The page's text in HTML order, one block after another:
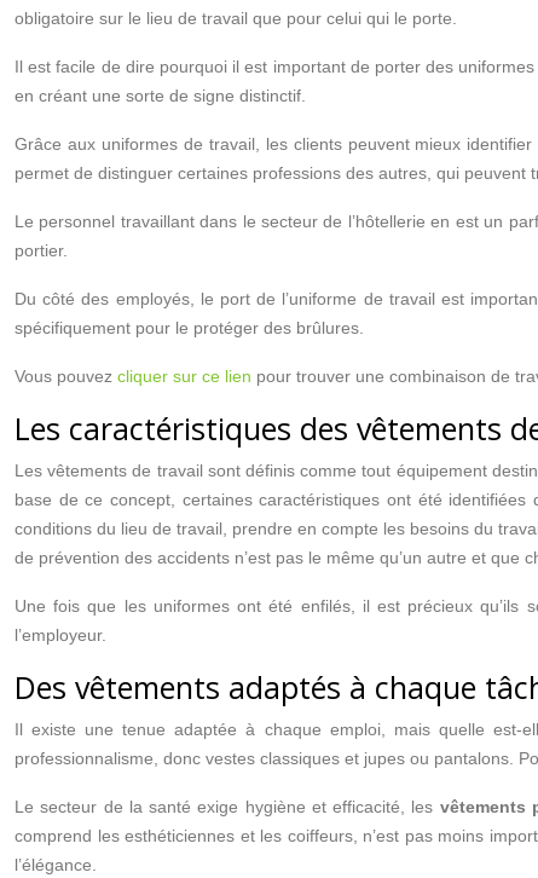
obligatoire sur le lieu de travail que pour celui qui le porte.
Il est facile de dire pourquoi il est important de porter des
en créant une sorte de signe distinctif.
Grâce aux uniformes de travail, les clients peuvent mieux
permet de distinguer certaines professions des autres, qui peuvent
Le personnel travaillant dans le secteur de l’hôtellerie en est un
portier.
Du côté des employés, le port de l’uniforme de travail est
spécifiquement pour le protéger des brûlures.
Vous pouvez cliquer sur ce lien pour trouver une combinaison de
Les caractéristiques des vêtements
Les vêtements de travail sont définis comme tout équipement
base de ce concept, certaines caractéristiques ont été
conditions du lieu de travail, prendre en compte les besoins du
de prévention des accidents n’est pas le même qu’un autre et que
Une fois que les uniformes ont été enfilés, il est précieux
l’employeur.
Des vêtements adaptés à chaque
Il existe une tenue adaptée à chaque emploi, mais quelle est-
professionnalisme, donc vestes classiques et jupes ou pantalons.
Le secteur de la santé exige hygiène et efficacité, les vêtements
comprend les esthéticiennes et les coiffeurs, n’est pas moins
l’élégance.